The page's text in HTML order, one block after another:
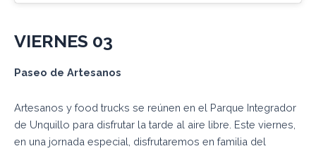
VIERNES 03
Paseo de Artesanos
Artesanos y food trucks se reúnen en el Parque Integrador
de Unquillo para disfrutar la tarde al aire libre. Este viernes,
en una jornada especial, disfrutaremos en familia del